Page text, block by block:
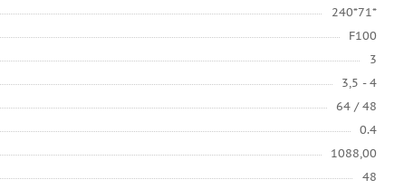
240*71*
F100
3
3,5 - 4
64 / 48
0.4
1088,00
48